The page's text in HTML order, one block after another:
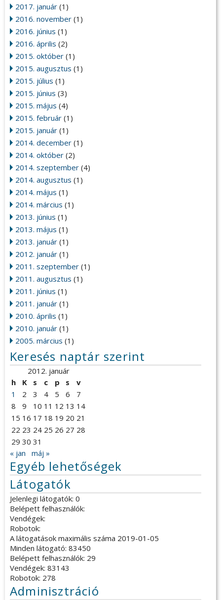
2017. január (1)
2016. november (1)
2016. június (1)
2016. április (2)
2015. október (1)
2015. augusztus (1)
2015. július (1)
2015. június (3)
2015. május (4)
2015. február (1)
2015. január (1)
2014. december (1)
2014. október (2)
2014. szeptember (4)
2014. augusztus (1)
2014. május (1)
2014. március (1)
2013. június (1)
2013. május (1)
2013. január (1)
2012. január (1)
2011. szeptember (1)
2011. augusztus (1)
2011. június (1)
2011. január (1)
2010. április (1)
2010. január (1)
2005. március (1)
Keresés naptár szerint
2012. január
h
K s c p s
v
1
2 3 4 5 6
7
8
9 10 11 12 13 14
15 16 17 18 19 20 21
22 23 24 25 26 27 28
29 30 31
« jan
máj »
Egyéb lehetőségek
Látogatók
Jelenlegi látogatók: 0
Belépett felhasználók:
Vendégek:
Robotok:
A látogatások maximális száma 2019-01-05
Minden látogató: 83450
Belépett felhasználók: 29
Vendégek: 83143
Robotok: 278
Adminisztráció